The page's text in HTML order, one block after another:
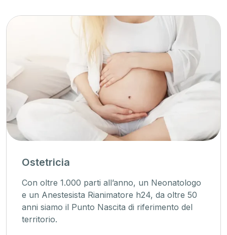
Ostetricia
Con oltre 1.000 parti all’anno, un Neonatologo
e un Anestesista Rianimatore h24, da oltre 50
anni siamo il Punto Nascita di riferimento del
territorio.